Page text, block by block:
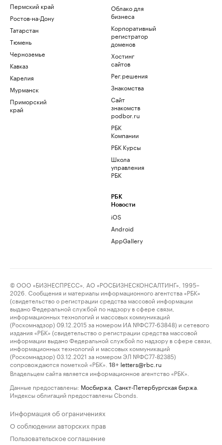
Пермский край
Ростов-на-Дону
Татарстан
Тюмень
Черноземье
Кавказ
Карелия
Мурманск
Приморский
край
Облако для
бизнеса
Корпоративный
регистратор
доменов
Хостинг
сайтов
Рег.решения
Знакомства
Сайт
знакомств
podbor.ru
РБК
Компании
РБК Курсы
Школа
управления
РБК
РБК
Новости
iOS
Android
AppGallery
© ООО «БИЗНЕСПРЕСС», АО «РОСБИЗНЕСКОНСАЛТИНГ», 1995–
2026. Сообщения и материалы информационного агентства «РБК»
(свидетельство о регистрации средства массовой информации
выдано Федеральной службой по надзору в сфере связи,
информационных технологий и массовых коммуникаций
(Роскомнадзор) 09.12.2015 за номером ИА №ФС77-63848) и сетевого
издания «РБК» (свидетельство о регистрации средства массовой
информации выдано Федеральной службой по надзору в сфере связи,
информационных технологий и массовых коммуникаций
(Роскомнадзор) 03.12.2021 за номером ЭЛ №ФС77-82385)
сопровождаются пометкой «РБК».
18+ letters@rbc.ru
Владельцем сайта является информационное агентство «РБК».
Данные предоставлены: Мосбиржа Санкт-Петербургская биржа
Индексы облигаций предоставлены Cbonds.
Информация об ограничениях
О соблюдении авторских прав
Пользовательское соглашение